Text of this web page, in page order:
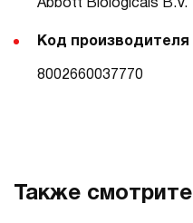
Abbott Biologicals B.V.
Код производителя
8002660037770
Также смотрите